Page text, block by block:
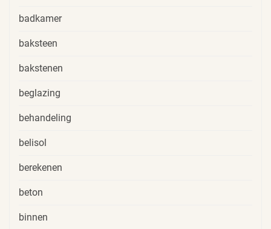
badkamer
baksteen
bakstenen
beglazing
behandeling
belisol
berekenen
beton
binnen